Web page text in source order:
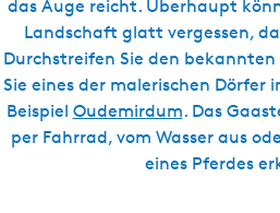
u
r
H
o
m
e
das Auge reicht. Überhaupt
Landschaft glatt vergessen,
Durchstreifen Sie den
Sie eines der malerischen Dörfer
Beispiel Oudemirdum. Das
per Fahrrad, vom Wasser aus
eines Pferdes